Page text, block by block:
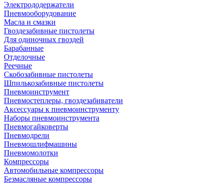
Электрододержатели
Пневмооборудование
Масла и смазки
Гвоздезабивные пистолеты
Для одиночных гвоздей
Барабанные
Отделочные
Реечные
Скобозабивные пистолеты
Шпилькозабивные пистолеты
Пневмоинструмент
Пневмостеплеры, гвоздезабиватели
Аксессуары к пневмоинструменту
Наборы пневмоинструмента
Пневмогайковерты
Пневмодрели
Пневмошлифмашины
Пневмомолотки
Компрессоры
Автомобильные компрессоры
Безмасляные компрессоры